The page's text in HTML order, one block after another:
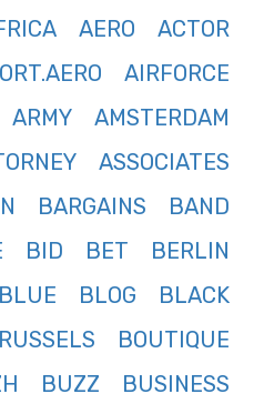
ACTOR
AERO
AIRFORCE
AMSTERDAM
ARMY
ASSOCIATES
BAND
BARGAINS
BERLIN
BET
BID
BLACK
BLOG
BLUE
BOUTIQUE
BUSINESS
BUZZ